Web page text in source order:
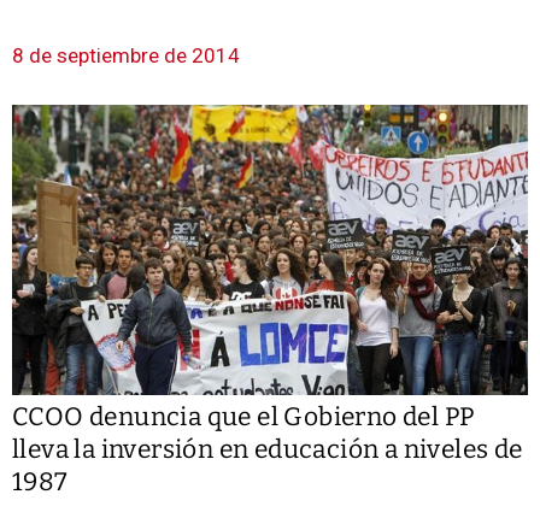
8 de septiembre de 2014
CCOO denuncia que el Gobierno del PP
lleva la inversión en educación a niveles de
1987